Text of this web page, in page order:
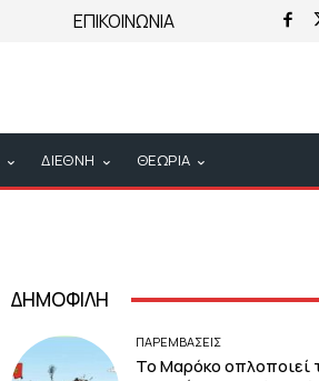
ΕΠΙΚΟΙΝΩΝΙΑ
ΔΙΕΘΝΗ ΘΕΩΡΙΑ
ΔΗΜΟΦΙΛΗ
ΠΑΡΕΜΒΑΣΕΙΣ
Το Μαρόκο οπλοποιεί